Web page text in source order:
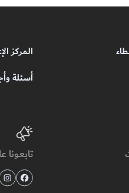
المركز
أسئلة
تابعونا